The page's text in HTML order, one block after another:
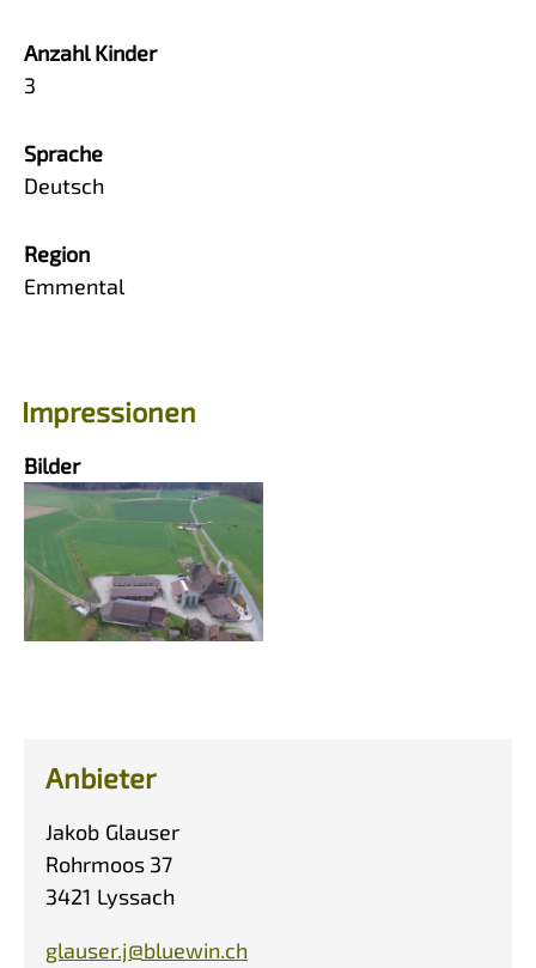
Anzahl Kinder
3
Sprache
Deutsch
Region
Emmental
Impressionen
Bilder
Anbieter
Jakob Glauser
Rohrmoos 37
3421 Lyssach
glauser.j@bluewin.ch